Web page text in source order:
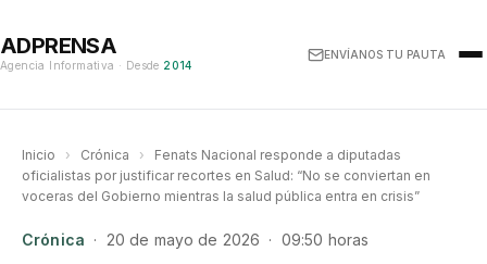
ADPRENSA
Agencia Informativa · Desde 2014
ENVÍANOS TU PAUTA
Inicio › Crónica ›
Fenats Nacional responde a diputadas
oficialistas por justificar recortes en Salud: “No se conviertan en
voceras del Gobierno mientras la salud pública entra en crisis”
Crónica · 20 de mayo de 2026 · 09:50 horas